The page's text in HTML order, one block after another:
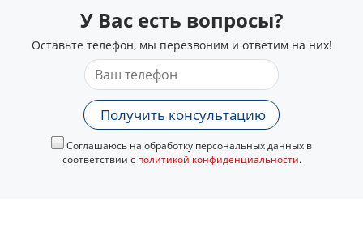
У Вас есть вопросы?
Оставьте телефон, мы перезвоним и ответим на них!
Получить консультацию
Соглашаюсь на обработку персональных данных в
соответствии с политикой конфиденциальности.